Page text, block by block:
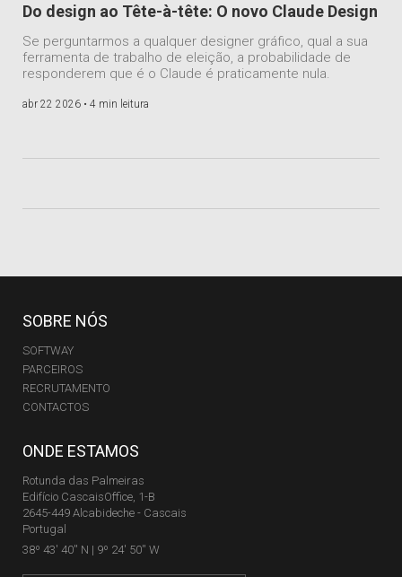
Do design ao Tête-à-tête: O novo Claude Design
Se perguntarmos a qualquer designer gráfico, qual a sua
ferramenta de trabalho de eleição, a probabilidade de
responderem que é o Claude é praticamente nula.
abr 22 2026 • 4 min leitura
SOBRE NÓS
SOFTWAY
PARCEIROS
RECRUTAMENTO
CONTACTOS
ONDE ESTAMOS
Rotunda das Palmeiras
Edifício CascaisOffice, 1-B
2645-449 Alcabideche - Cascais
Portugal
38º 43' 40'' N | 9º 24' 50'' W